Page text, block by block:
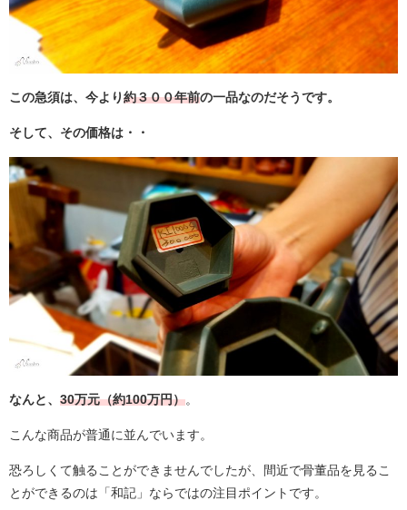
この急須は、今より 約３００年前の一品なのだそうです。
そして、その価格は・・
なんと、 30万元（約100万円）。
こんな商品が普通に並んでいます。
恐ろしくて触ることができませんでしたが、間近で骨董品を見るこ
とができるのは「和記」ならではの注目ポイントです。